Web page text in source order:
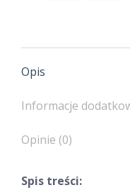
Opis
Informacje
Opinie (0)
Spis treści: